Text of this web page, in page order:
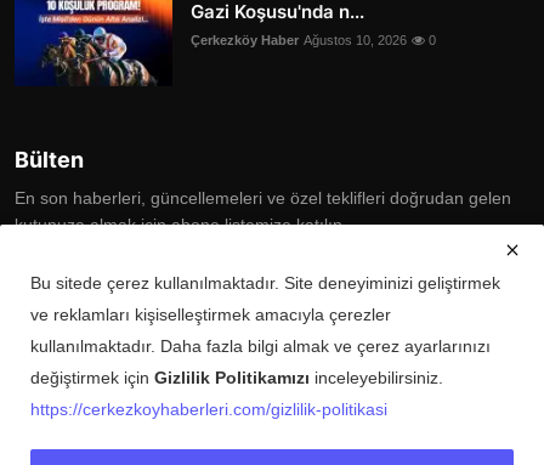
Gazi Koşusu'nda n...
Çerkezköy Haber Ağustos 10, 2026 0
Bülten
En son haberleri, güncellemeleri ve özel teklifleri doğrudan gelen
kutunuza almak için abone listemize katılın
Subscribe
Copyright © 2025 Çerkezköy Haberleri Tüm Hakları Saklıdır.
Künye Şartlar ve Koşullar Gizlilik Politikası İletişim
Bu sitede çerez kullanılmaktadır. Site deneyiminizi geliştirmek
ve reklamları kişiselleştirmek amacıyla çerezler
kullanılmaktadır. Daha fazla bilgi almak ve çerez ayarlarınızı
değiştirmek için Gizlilik Politikamızı inceleyebilirsiniz.
https://cerkezkoyhaberleri.com/gizlilik-politikasi